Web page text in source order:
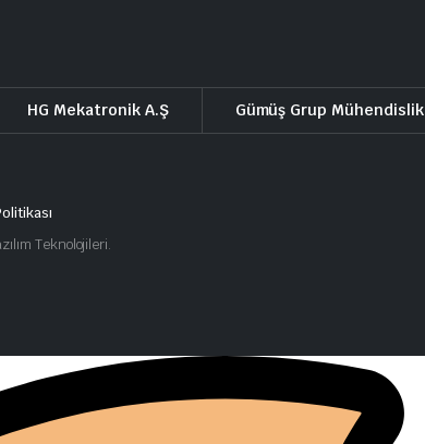
HG Mekatronik A.Ş Gümüş Grup Mühendislik
Teknolojileri.